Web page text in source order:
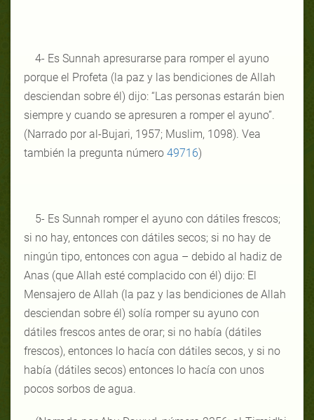
4- Es Sunnah apresurarse para romper el ayuno
porque el Profeta (la paz y las bendiciones de Allah
desciendan sobre él) dijo: “Las personas estarán bien
siempre y cuando se apresuren a romper el ayuno”.
(Narrado por al-Bujari, 1957; Muslim, 1098). Vea
también la pregunta número 49716)
5- Es Sunnah romper el ayuno con dátiles frescos;
si no hay, entonces con dátiles secos; si no hay de
ningún tipo, entonces con agua – debido al hadiz de
Anas (que Allah esté complacido con él) dijo: El
Mensajero de Allah (la paz y las bendiciones de Allah
desciendan sobre él) solía romper su ayuno con
dátiles frescos antes de orar; si no había (dátiles
frescos), entonces lo hacía con dátiles secos, y si no
había (dátiles secos) entonces lo hacía con unos
pocos sorbos de agua.